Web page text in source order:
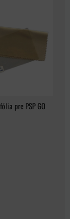
pre PSP GO